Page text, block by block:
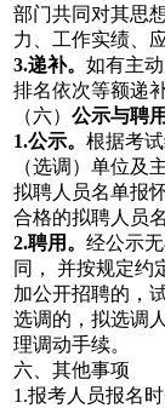
部门共同对其思
力、工作实绩、
3.递补。 如有主
排名依次等额递
（六） 公示与聘用
1.公示。 根据考
（选调）单位及
拟聘人员名单报
合格的拟聘人员
2.聘用。 经公示
同， 并按规定约
加公开招聘的，
选调的，拟选调
理调动手续。
六、其他事项
1.报考人员报名